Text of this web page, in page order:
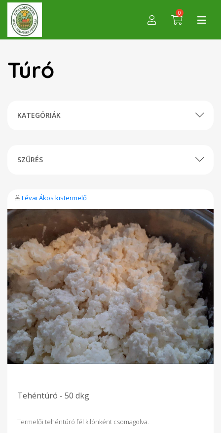
0
Túró
KATEGÓRIÁK
SZŰRÉS
Lévai Ákos kistermelő
Tehéntúró - 50 dkg
Termelői tehéntúró fél kilónként csomagolva.